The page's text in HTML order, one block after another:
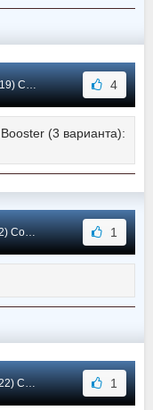
#3701 4
(3 варианта):
#3700 1
#3699 1